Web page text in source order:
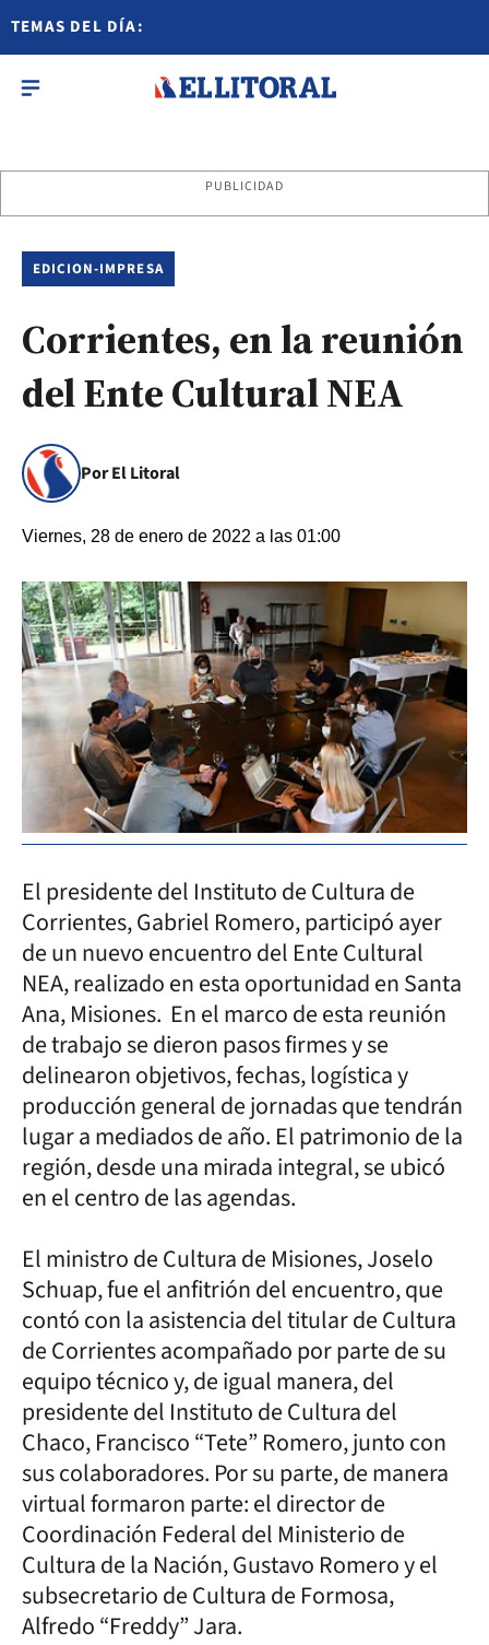
TEMAS DEL DÍA:
PUBLICIDAD
EDICION-IMPRESA
Corrientes, en la reunión
del Ente Cultural NEA
Por El Litoral
Viernes, 28 de enero de 2022 a las 01:00
El presidente del Instituto de Cultura de
Corrientes, Gabriel Romero, participó ayer
de un nuevo encuentro del Ente Cultural
NEA, realizado en esta oportunidad en Santa
Ana, Misiones. En el marco de esta reunión
de trabajo se dieron pasos firmes y se
delinearon objetivos, fechas, logística y
producción general de jornadas que tendrán
lugar a mediados de año. El patrimonio de la
región, desde una mirada integral, se ubicó
en el centro de las agendas.
El ministro de Cultura de Misiones, Joselo
Schuap, fue el anfitrión del encuentro, que
contó con la asistencia del titular de Cultura
de Corrientes acompañado por parte de su
equipo técnico y, de igual manera, del
presidente del Instituto de Cultura del
Chaco, Francisco “Tete” Romero, junto con
sus colaboradores. Por su parte, de manera
virtual formaron parte: el director de
Coordinación Federal del Ministerio de
Cultura de la Nación, Gustavo Romero y el
subsecretario de Cultura de Formosa,
Alfredo “Freddy” Jara.